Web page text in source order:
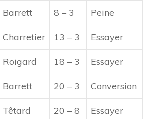
Barrett 8 – 3 Peine
Charretier 13 – 3 Essayer
Roigard 18 – 3 Essayer
Barrett 20 – 3 Conversion
Têtard 20 – 8 Essayer